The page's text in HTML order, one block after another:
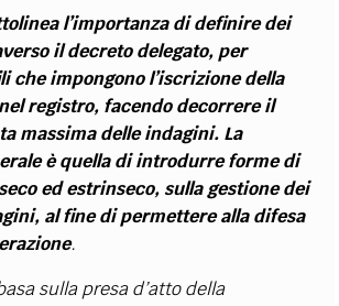
l’importanza di definire dei
il decreto delegato, per
che impongono l’iscrizione della
registro, facendo decorrere il
massima delle indagini. La
è quella di introdurre forme di
ed estrinseco, sulla gestione dei
al fine di permettere alla difesa
.
sulla presa d’atto della